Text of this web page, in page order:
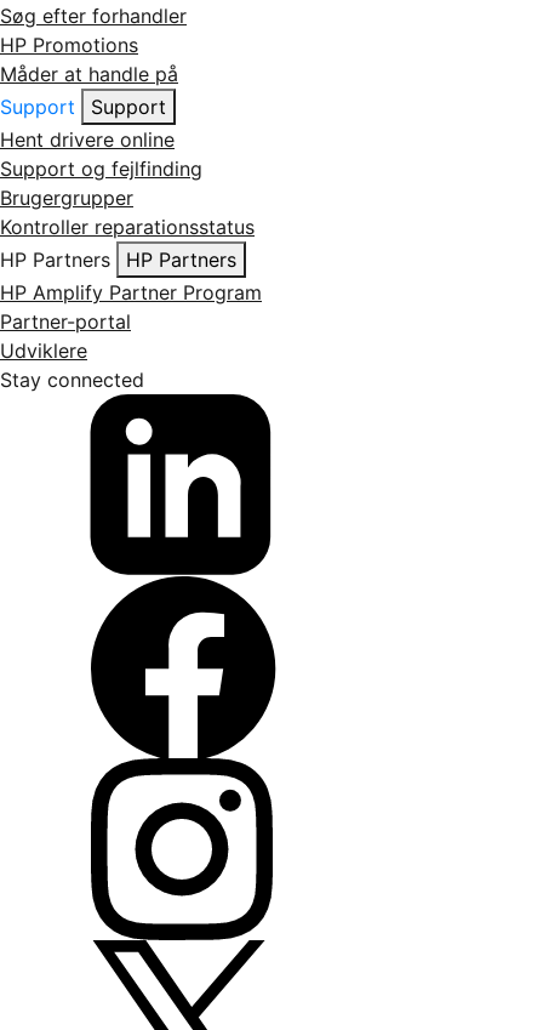
Søg efter forhandler
HP Promotions
Måder at handle på
Support
Support
Hent drivere online
Support og fejlfinding
Brugergrupper
Kontroller reparationsstatus
HP Partners
HP Partners
HP Amplify Partner Program
Partner-portal
Udviklere
Stay connected